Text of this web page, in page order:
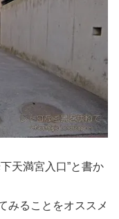
天満宮入口”と書か
みることをオススメ